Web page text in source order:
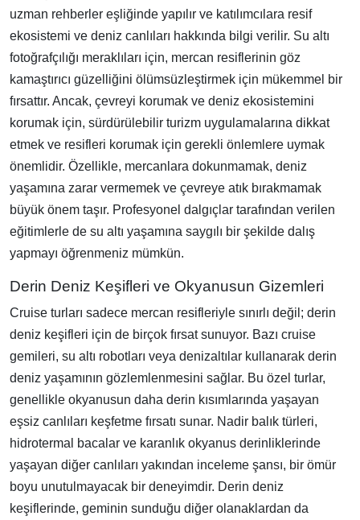
uzman rehberler eşliğinde yapılır ve katılımcılara resif
ekosistemi ve deniz canlıları hakkında bilgi verilir. Su altı
fotoğrafçılığı meraklıları için, mercan resiflerinin göz
kamaştırıcı güzelliğini ölümsüzleştirmek için mükemmel bir
fırsattır. Ancak, çevreyi korumak ve deniz ekosistemini
korumak için, sürdürülebilir turizm uygulamalarına dikkat
etmek ve resifleri korumak için gerekli önlemlere uymak
önemlidir. Özellikle, mercanlara dokunmamak, deniz
yaşamına zarar vermemek ve çevreye atık bırakmamak
büyük önem taşır. Profesyonel dalgıçlar tarafından verilen
eğitimlerle de su altı yaşamına saygılı bir şekilde dalış
yapmayı öğrenmeniz mümkün.
Derin Deniz Keşifleri ve Okyanusun Gizemleri
Cruise turları sadece mercan resifleriyle sınırlı değil; derin
deniz keşifleri için de birçok fırsat sunuyor. Bazı cruise
gemileri, su altı robotları veya denizaltılar kullanarak derin
deniz yaşamının gözlemlenmesini sağlar. Bu özel turlar,
genellikle okyanusun daha derin kısımlarında yaşayan
eşsiz canlıları keşfetme fırsatı sunar. Nadir balık türleri,
hidrotermal bacalar ve karanlık okyanus derinliklerinde
yaşayan diğer canlıları yakından inceleme şansı, bir ömür
boyu unutulmayacak bir deneyimdir. Derin deniz
keşiflerinde, geminin sunduğu diğer olanaklardan da